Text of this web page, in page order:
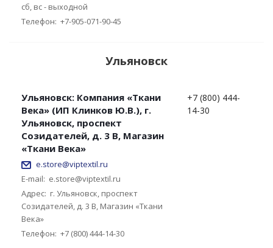
сб, вс - выходной
Телефон: +7-905-071-90-45
Ульяновск
Ульяновск: Компания «Ткани
Века» (ИП Клинков Ю.В.), г.
Ульяновск, проспект
Созидателей, д. 3 В, Магазин
«Ткани Века»
e.store@viptextil.ru
E-mail: e.store@viptextil.ru
Адрес: г. Ульяновск, проспект
Созидателей, д. 3 В, Магазин «Ткани
Века»
Телефон: +7 (800) 444-14-30
+7 (800) 444-
14-30